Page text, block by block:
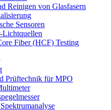
Reinigen von Glasfasern
Sensoren
Lichtquellen
Fiber (HCF) Testing
Prüftechnik für MPO